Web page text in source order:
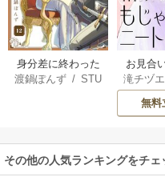
身分差に終わった
恋を、今さらです
渡鍋ぽんず /STU
お見合
じゃも
滝チヅエ
子（エ
無料
その他の人気ランキングをチェ